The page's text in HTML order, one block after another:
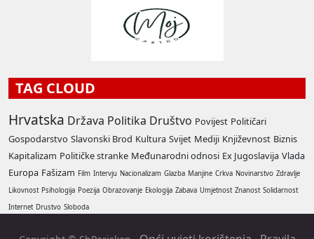
TAG CLOUD
Hrvatska Država Politika Društvo Povijest Političari
Gospodarstvo Slavonski Brod Kultura Svijet Mediji Književnost Biznis
Kapitalizam Političke stranke Međunarodni odnosi Ex Jugoslavija Vlada
Europa Fašizam Film Intervju Nacionalizam Glazba Manjine Crkva Novinarstvo Zdravlje
Likovnost Psihologija Poezija Obrazovanje Ekologija Zabava Umjetnost Znanost Solidarnost
Internet Drustvo Sloboda